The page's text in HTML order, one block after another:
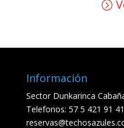
Información
Sector Dunkarinca
Telefonos: 57 5 421 91